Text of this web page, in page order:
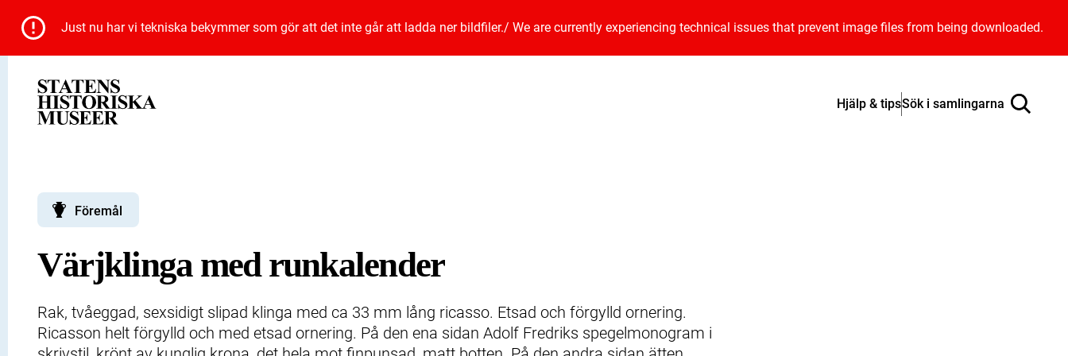
Just nu har vi tekniska bekymmer som gör att det inte går att ladda ner bildfiler./ We are currently experiencing technical issues that prevent image files from being downloaded.
Hjälp & tipsSök i samlingarna
Föremål
Värjklinga med runkalender
Rak, tvåeggad, sexsidigt slipad klinga med ca 33 mm lång ricasso. Etsad och förgylld ornering.
Ricasson helt förgylld och med etsad ornering. På den ena sidan Adolf Fredriks spegelmonogram i